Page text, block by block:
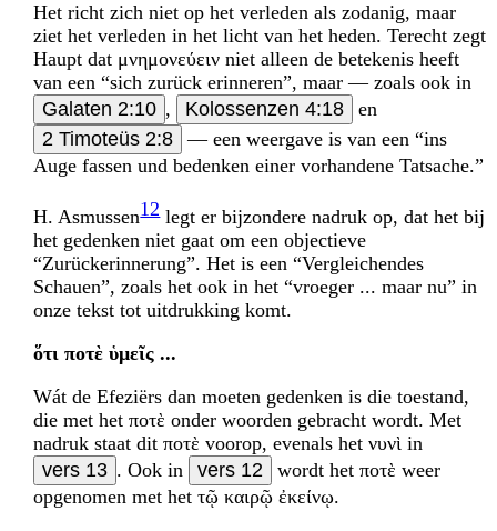
Het richt zich niet op het verleden als zodanig, maar
ziet het verleden in het licht van het heden. Terecht zegt
Haupt dat μνημονεύειν niet alleen de betekenis heeft
van een “sich zurück erinneren”, maar — zoals ook in
Galaten 2:10 , Kolossenzen 4:18
en
2 Timoteüs 2:8 — een weergave is van een “ins
Auge fassen und bedenken einer vorhandene Tatsache.”
H. Asmussen12legt er bijzondere nadruk op, dat het bij
het gedenken niet gaat om een objectieve
“Zurückerinnerung”. Het is een “Vergleichendes
Schauen”, zoals het ook in het “vroeger ... maar nu” in
onze tekst tot uitdrukking komt.
ὅτι ποτὲ ὑμεῖς ...
Wát de Efeziërs dan moeten gedenken is die toestand,
die met het ποτὲ onder woorden gebracht wordt. Met
nadruk staat dit ποτὲ voorop, evenals het νυνὶ in
vers 13 . Ook in vers 12
wordt het ποτὲ weer
opgenomen met het τῷ καιρῷ ἐκείνῳ.